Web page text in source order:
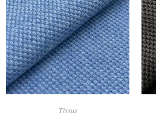
AJOUTER AU PANIER
Tissus